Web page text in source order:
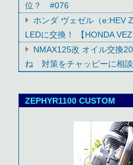
位？ #076
ホンダ ヴェゼル（e:HEV
LEDに交換！ 【HONDA
NMAX125改 オイル交換
ね 対策をチャッピーに相談
ZEPHYR1100 CUSTOM